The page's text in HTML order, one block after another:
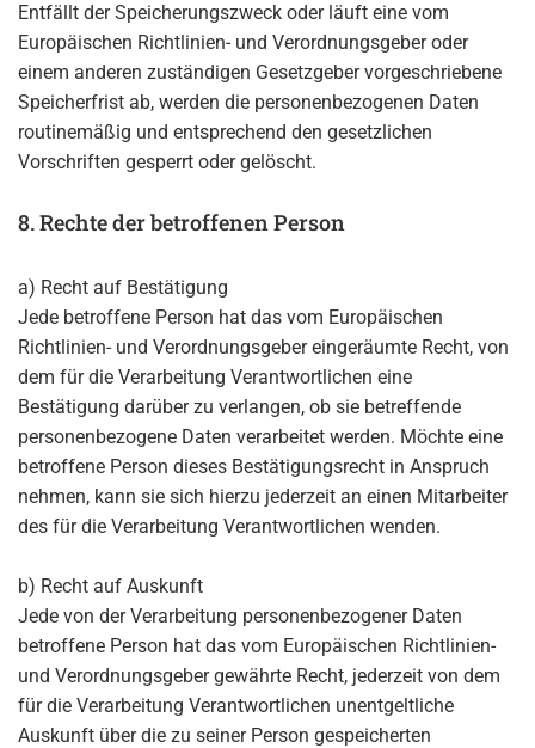
Entfällt der Speicherungszweck oder läuft eine vom
Europäischen Richtlinien- und Verordnungsgeber oder
einem anderen zuständigen Gesetzgeber vorgeschriebene
Speicherfrist ab, werden die personenbezogenen Daten
routinemäßig und entsprechend den gesetzlichen
Vorschriften gesperrt oder gelöscht.
8. Rechte der betroffenen Person
a) Recht auf Bestätigung
Jede betroffene Person hat das vom Europäischen
Richtlinien- und Verordnungsgeber eingeräumte Recht, von
dem für die Verarbeitung Verantwortlichen eine
Bestätigung darüber zu verlangen, ob sie betreffende
personenbezogene Daten verarbeitet werden. Möchte eine
betroffene Person dieses Bestätigungsrecht in Anspruch
nehmen, kann sie sich hierzu jederzeit an einen Mitarbeiter
des für die Verarbeitung Verantwortlichen wenden.
b) Recht auf Auskunft
Jede von der Verarbeitung personenbezogener Daten
betroffene Person hat das vom Europäischen Richtlinien-
und Verordnungsgeber gewährte Recht, jederzeit von dem
für die Verarbeitung Verantwortlichen unentgeltliche
Auskunft über die zu seiner Person gespeicherten